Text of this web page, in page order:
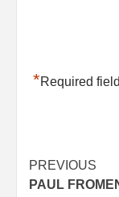
*Required field
Post
PREVIOUS
PAUL